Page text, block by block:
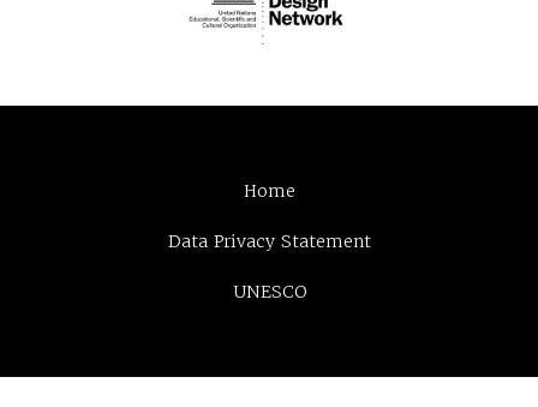
Home
Data Privacy Statement
UNESCO